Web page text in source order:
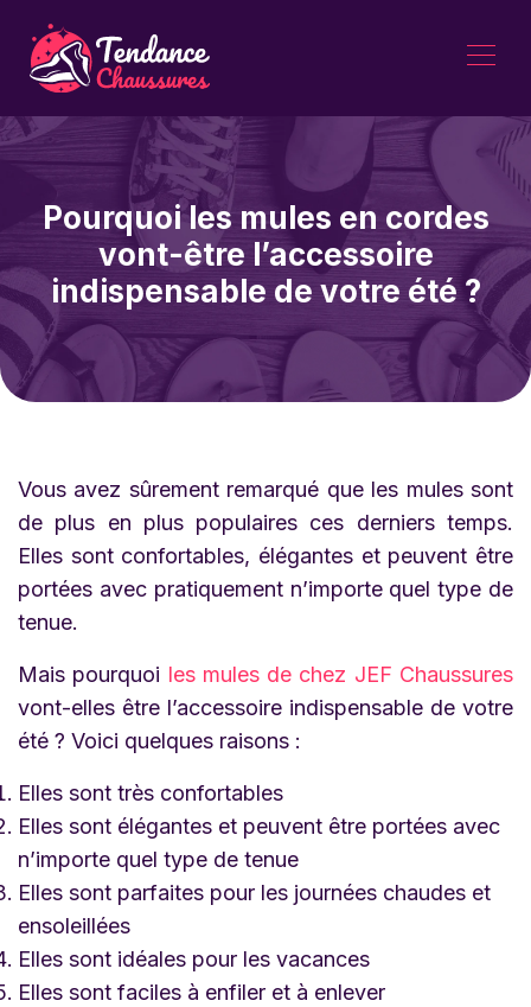
Pourquoi les mules en cordes
vont-être l’accessoire
indispensable de votre été ?
Vous avez sûrement remarqué que les mules sont
de plus en plus populaires ces derniers temps.
Elles sont confortables, élégantes et peuvent être
portées avec pratiquement n’importe quel type de
tenue.
Mais pourquoi les mules de chez JEF Chaussures
vont-elles être l’accessoire indispensable de votre
été ? Voici quelques raisons :
Elles sont très confortables
Elles sont élégantes et peuvent être portées avec
n’importe quel type de tenue
Elles sont parfaites pour les journées chaudes et
ensoleillées
Elles sont idéales pour les vacances
Elles sont faciles à enfiler et à enlever